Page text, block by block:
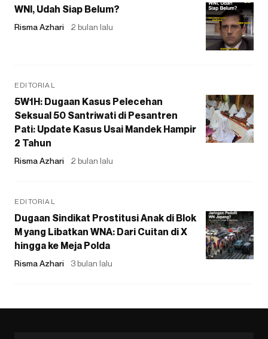
WNI, Udah Siap Belum?
Risma Azhari 2 bulan lalu
EDITORIAL
5W1H: Dugaan Kasus Pelecehan
Seksual 50 Santriwati di Pesantren
Pati: Update Kasus Usai Mandek Hampir
2 Tahun
Risma Azhari 2 bulan lalu
EDITORIAL
Dugaan Sindikat Prostitusi Anak di Blok
M yang Libatkan WNA: Dari Cuitan di X
hingga ke Meja Polda
Risma Azhari 3 bulan lalu